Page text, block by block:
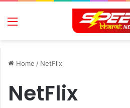
Menu
Home / NetFlix
NetFlix